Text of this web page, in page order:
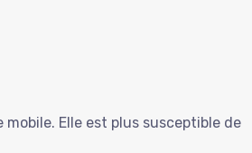
Elle est plus susceptible de